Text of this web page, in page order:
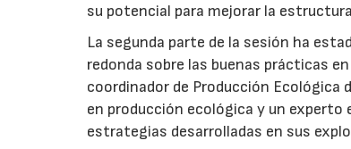
su potencial para mejorar la
La segunda parte de la sesión ha
redonda sobre las buenas prácticas
coordinador de Producción Ecológica
en producción ecológica y un
estrategias desarrolladas en sus